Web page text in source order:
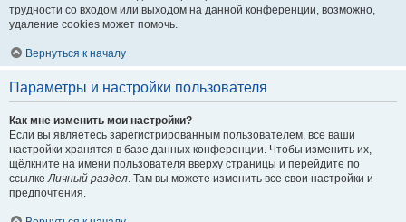
трудности со входом или выходом на данной конференции, возможно,
удаление cookies может помочь.
Вернуться к началу
Параметры и настройки пользователя
Как мне изменить мои настройки?
Если вы являетесь зарегистрированным пользователем, все ваши
настройки хранятся в базе данных конференции. Чтобы изменить их,
щёлкните на имени пользователя вверху страницы и перейдите по
ссылкеЛичный раздел. Там вы можете изменить все свои настройки и
предпочтения.